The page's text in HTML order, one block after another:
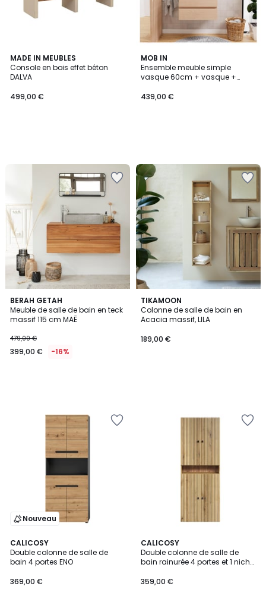
MADE IN MEUBLES
Console en bois effet béton
DALVA
499,00 €
MOB IN
Ensemble meuble simple
vasque 60cm + vasque +
439,00 €
BERAH GETAH
Meuble de salle de bain en teck
massif 115 cm MAË
479,00 €
399,00 € -16%
TIKAMOON
Colonne de salle de bain en
Acacia massif, LILA
189,00 €
Nouveau
CALICOSY
Double colonne de salle de
bain 4 portes ENO
369,00 €
CALICOSY
Double colonne de salle de
bain rainurée 4 portes et 1 niche
359,00 €
3
Couleurs